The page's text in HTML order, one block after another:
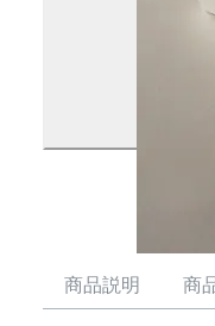
商品説明 商